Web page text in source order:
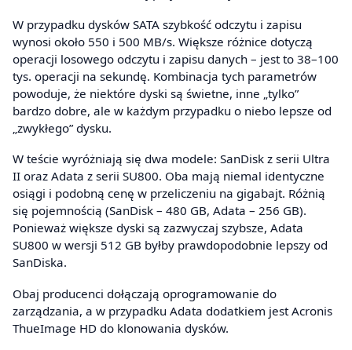
W przypadku dysków SATA szybkość odczytu i zapisu
wynosi około 550 i 500 MB/s. Większe różnice dotyczą
operacji losowego odczytu i zapisu danych – jest to 38–100
tys. operacji na sekundę. Kombinacja tych parametrów
powoduje, że niektóre dyski są świetne, inne „tylko”
bardzo dobre, ale w każdym przypadku o niebo lepsze od
„zwykłego” dysku.
W teście wyróżniają się dwa modele: SanDisk z serii Ultra
II oraz Adata z serii SU800. Oba mają niemal identyczne
osiągi i podobną cenę w przeliczeniu na gigabajt. Różnią
się pojemnością (SanDisk – 480 GB, Adata – 256 GB).
Ponieważ większe dyski są zazwyczaj szybsze, Adata
SU800 w wersji 512 GB byłby prawdopodobnie lepszy od
SanDiska.
Obaj producenci dołączają oprogramowanie do
zarządzania, a w przypadku Adata dodatkiem jest Acronis
ThueImage HD do klonowania dysków.